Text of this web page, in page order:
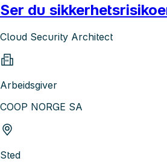
Ser du
Cloud Security Architect
Arbeidsgiver
COOP NORGE SA
Sted